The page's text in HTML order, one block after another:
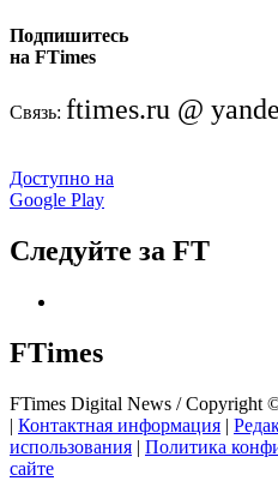
Подпишитесь
на FTimes
Связь: ftimes.ru @
Доступно на
Google Play
Следуйте за FT
FTimes
FTimes Digital News / Copyright
| Контактная информация |
использования | Политика
сайте